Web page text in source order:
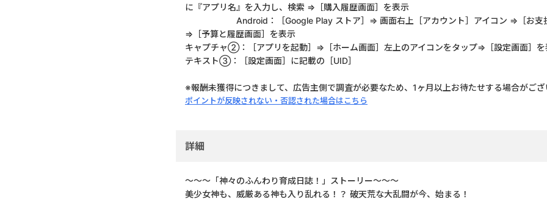
に『アプリ名』を入力し、検索 ⇒［購入履歴画面］を表示
Android：［Google Play ストア］⇒ 画面右上［アカウント］アイコン ⇒［お支払
⇒［予算と履歴画面］を表示
キャプチャ②：［アプリを起動］⇒［ホーム画面］左上のアイコンをタップ⇒［設定画面］を
テキスト③：［設定画面］に記載の［UID］
※報酬未獲得につきまして、広告主側で調査が必要なため、1ヶ月以上お待たせする場合がござ
ポイントが反映されない・否認された場合はこちら
詳細
〜〜〜「神々のふんわり育成日誌！」ストーリー〜〜〜
美少女神も、威厳ある神も入り乱れる！？ 破天荒な大乱闘が今、始まる！